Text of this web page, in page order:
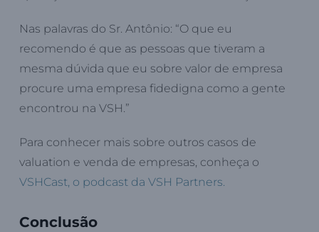
Nas palavras do Sr. Antônio: “O que eu
recomendo é que as pessoas que tiveram a
mesma dúvida que eu sobre valor de empresa
procure uma empresa fidedigna como a gente
encontrou na VSH.”
Para conhecer mais sobre outros casos de
valuation e venda de empresas, conheça o
VSHCast, o podcast da VSH Partners.
Conclusão